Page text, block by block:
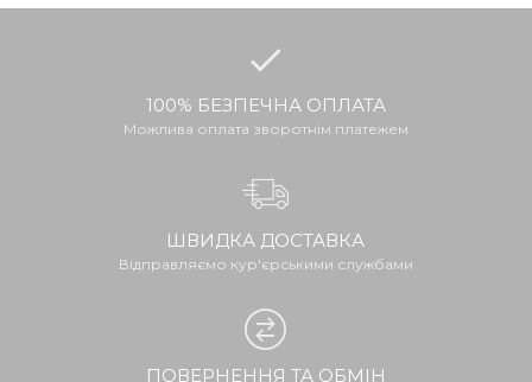
100% БЕЗПЕЧНА ОПЛАТА
Можлива оплата зворотнім платежем
ШВИДКА ДОСТАВКА
Відправляємо кур'єрськими службами
ПОВЕРНЕННЯ ТА ОБМІН